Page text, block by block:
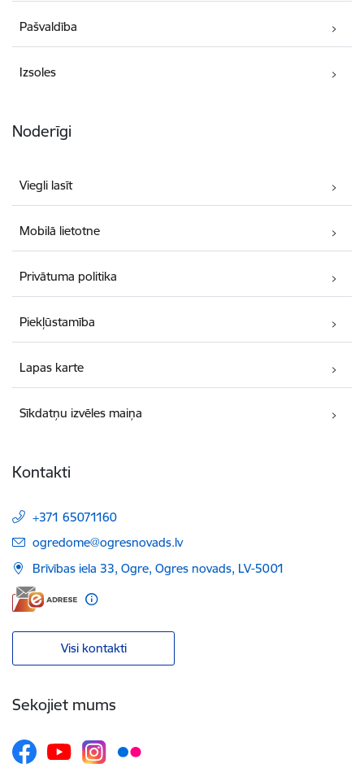
Pašvaldība
Izsoles
Noderīgi
Viegli lasīt
Mobilā lietotne
Privātuma politika
Piekļūstamība
Lapas karte
Sīkdatņu izvēles maiņa
Kontakti
+371 65071160
E-pasts:
ogredome@ogresnovads.lv
Brīvības iela 33, Ogre, Ogres novads, LV-5001
Visi kontakti
Sekojiet mums